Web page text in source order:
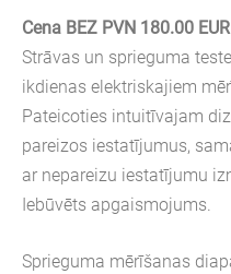
Cena BEZ PVN 180.00 EUR
Strāvas un sprieguma
ikdienas elektriskajiem
Pateicoties intuitīvajam
pareizos iestatījumus,
ar nepareizu iestatījumu
Iebūvēts apgaismojums.
Sprieguma mērīšanas